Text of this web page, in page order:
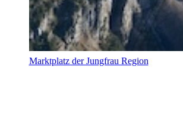
Marktplatz der Jungfrau Region